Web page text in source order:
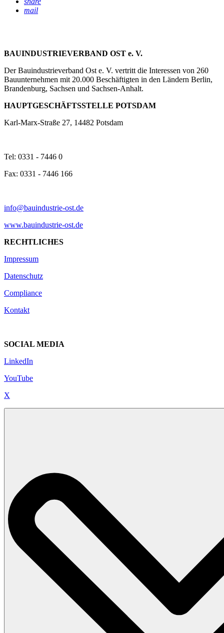
mail
BAUINDUSTRIEVERBAND OST e. V.
Der Bauindustrieverband Ost e. V. vertritt die Interessen von 260
Bauunternehmen mit 20.000 Beschäftigten in den Ländern Berlin,
Brandenburg, Sachsen und Sachsen-Anhalt.
HAUPTGESCHÄFTSSTELLE POTSDAM
Karl-Marx-Straße 27, 14482 Potsdam
Tel: 0331 - 7446 0
Fax: 0331 - 7446 166
info@bauindustrie-ost.de
www.bauindustrie-ost.de
RECHTLICHES
Impressum
Datenschutz
Compliance
Kontakt
SOCIAL MEDIA
LinkedIn
YouTube
X